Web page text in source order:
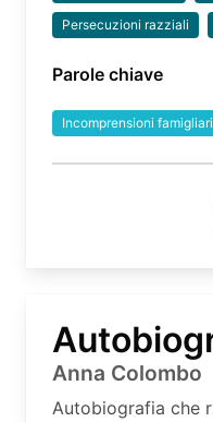
Persecuzioni razziali
Parole chiave
Incomprensioni famigliari
Anna Colombo
Autobiografia che